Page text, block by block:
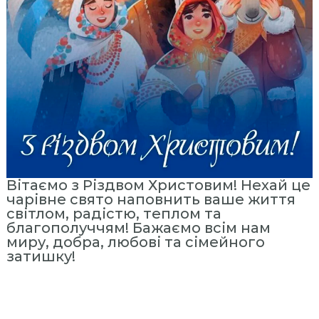
с
т
и
т
у
т
«
і
р
е
і
Вітаємо з Різдвом Христовим! Нехай це
чарівне свято наповнить ваше життя
світлом, радістю, теплом та
благополуччям! Бажаємо всім нам
миру, добра, любові та сімейного
затишку!